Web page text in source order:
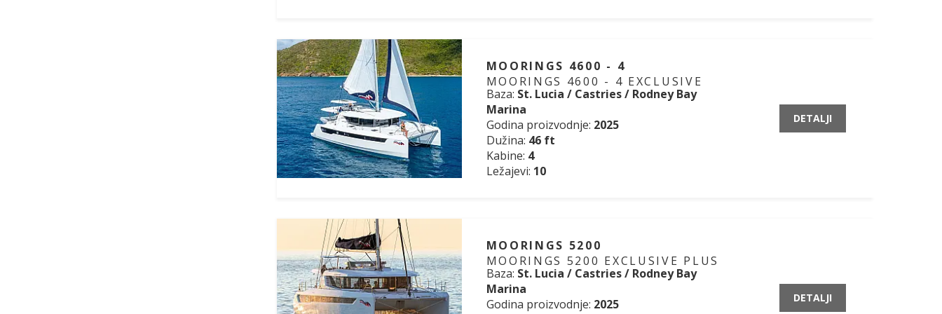
MOORINGS 4600 - 4
MOORINGS 4600 - 4 EXCLUSIVE
Baza: St. Lucia / Castries / Rodney Bay
Marina
Godina proizvodnje: 2025
Dužina: 46 ft
Kabine: 4
Ležajevi: 10
DETALJI
MOORINGS 5200
MOORINGS 5200 EXCLUSIVE PLUS
Baza: St. Lucia / Castries / Rodney Bay
Marina
Godina proizvodnje: 2025
DETALJI